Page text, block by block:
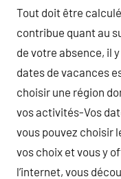
Tout doit être
contribue quant au
de votre absence, il
dates de vacances
choisir une région
vos activités-Vos
vous pouvez choisir
vos choix et vous y
l’internet, vous